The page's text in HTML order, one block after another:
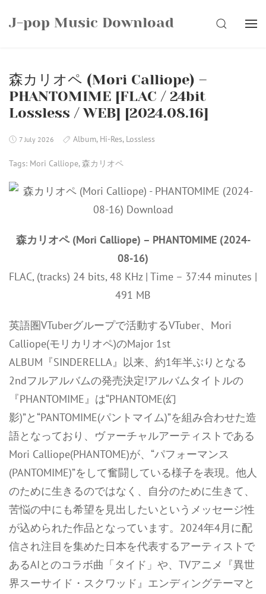
J-pop Music Download SEARCH
森カリオペ (Mori Calliope) –
PHANTOMIME [FLAC / 24bit
Lossless / WEB] [2024.08.16]
7 July 2026 Album, Hi-Res, Lossless
Tags: Mori Calliope,森カリオペ
森カリオペ (Mori Calliope) – PHANTOMIME (2024-
08-16)
FLAC, (tracks) 24 bits, 48 KHz | Time – 37:44 minutes |
491 MB
英語圏VTuberグループで活動するVTuber、Mori
Calliope(モリカリオペ)のMajor 1st
ALBUM『SINDERELLA』以来、約1年半ぶりとなる
2ndフルアルバムの発売決定!アルバムタイトルの
『PHANTOMIME』は“PHANTOME(幻
影)”と“PANTOMIME(パントマイム)”を組み合わせた造
語となっており、ヴァーチャルアーティストである
Mori Calliope(PHANTOME)が、“パフォーマンス
(PANTOMIME)”をして奮闘している様子を表現。他人
のために生きるのではなく、自分のために生きて、
苦悩の中にも希望を見出したいというメッセージ性
が込められた作品となっています。2024年4月に配
信され注目を集めた日本を代表するアーティストで
あるAIとのコラボ曲「タイド」や、TVアニメ『異世
界スーサイド・スクワッド』エンディングテーマと